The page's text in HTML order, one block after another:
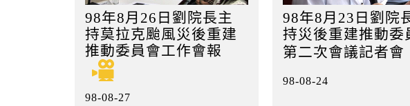
98年8月26日劉院長主
持莫拉克颱風災後重建
推動委員會工作會報
98-08-27
98年8月23日劉院
持災後重建推動委
第二次會議記者會
98-08-24